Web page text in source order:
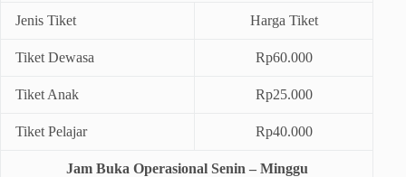
Jenis Tiket Harga Tiket
Tiket Dewasa Rp60.000
Tiket Anak Rp25.000
Tiket Pelajar Rp40.000
Jam Buka Operasional Senin – Minggu